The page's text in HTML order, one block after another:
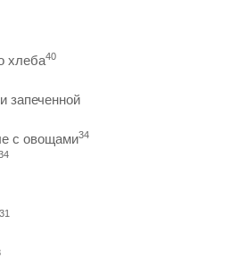
хлеба40
запеченной
с овощами34
31